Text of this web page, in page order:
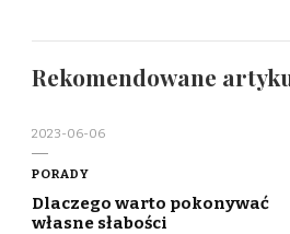
Rekomendowane
2023-06-06
PORADY
Dlaczego warto pokonywać
własne słabości